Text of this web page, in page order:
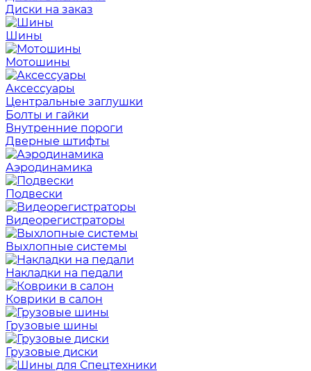
Диски на заказ
Шины
Мотошины
Аксессуары
Центральные заглушки
Болты и гайки
Внутренние пороги
Дверные штифты
Аэродинамика
Подвески
Видеорегистраторы
Выхлопные системы
Накладки на педали
Коврики в салон
Грузовые шины
Грузовые диски